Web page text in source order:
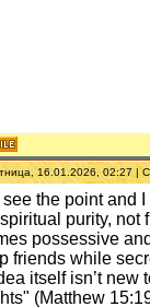
16.01.2026, 02:27 |
see the point and
purity, not
possessive
friends while
itself isn’t new
(Matthew